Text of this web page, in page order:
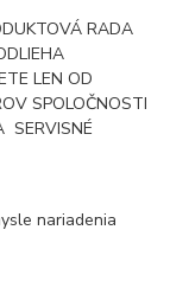
RADA
LEN OD
SPOLOČNOSTI
SERVISNÉ
nariadenia